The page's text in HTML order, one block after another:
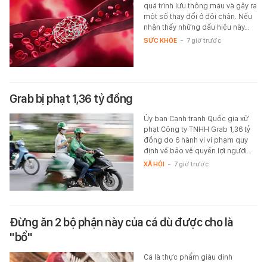
quá trình lưu thông máu và gây ra
một số thay đổi ở đôi chân. Nếu
nhận thấy những dấu hiệu này…
SỨC KHỎE - 7 giờ trước
Grab bị phạt 1,36 tỷ đồng
Ủy ban Cạnh tranh Quốc gia xử
phạt Công ty TNHH Grab 1,36 tỷ
đồng do 6 hành vi vi phạm quy
định về bảo vệ quyền lợi người…
XÃ HỘI - 7 giờ trước
Đừng ăn 2 bộ phận này của cá dù được cho là
"bổ"
Cá là thực phẩm giàu dinh